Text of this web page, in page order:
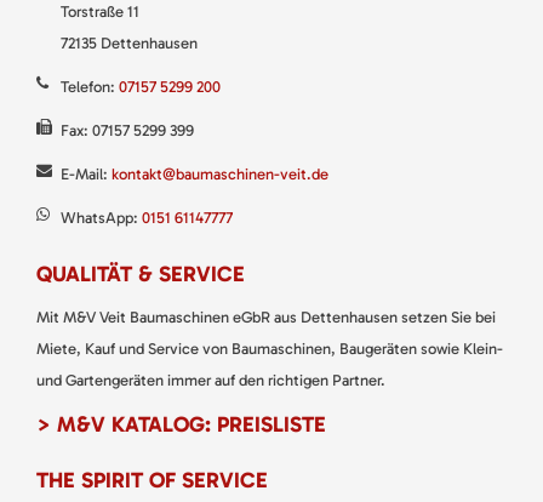
Torstraße 11
72135 Dettenhausen
Telefon: 07157 5299 200
Fax: 07157 5299 399
E-Mail: kontakt@baumaschinen-veit.de
WhatsApp: 0151 61147777
QUALITÄT & SERVICE
Mit M&V Veit Baumaschinen eGbR aus Dettenhausen setzen Sie bei
Miete, Kauf und Service von Baumaschinen, Baugeräten sowie Klein-
und Gartengeräten immer auf den richtigen Partner.
> M&V KATALOG: PREISLISTE
THE SPIRIT OF SERVICE